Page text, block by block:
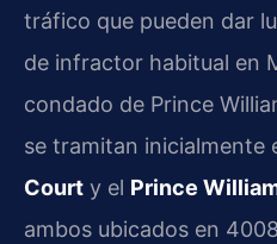
tráfico que pueden dar
de infractor habitual en
condado de Prince
se tramitan inicialmente
Court y el Prince
ambos ubicados en